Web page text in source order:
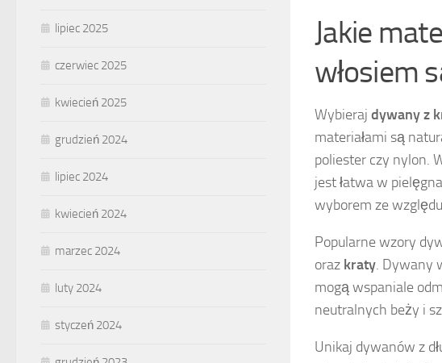
Jakie
włosiem
Wybieraj dywany z
materiałami są
poliester czy nylon.
jest łatwa w
wyborem ze
Popularne wzory
oraz kraty. Dywany
mogą wspaniale
neutralnych beży i
Unikaj dywanów z
lipiec 2025
czerwiec 2025
kwiecień 2025
grudzień 2024
lipiec 2024
kwiecień 2024
marzec 2024
luty 2024
styczeń 2024